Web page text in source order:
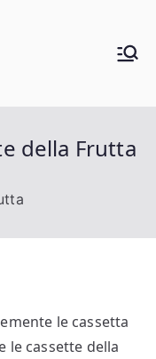
della Frutta
le cassetta
le cassette della